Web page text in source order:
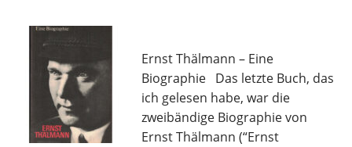
Ernst Thälmann – Eine
Biographie Das letzte Buch, das
ich gelesen habe, war die
zweibändige Biographie von
Ernst Thälmann (“Ernst